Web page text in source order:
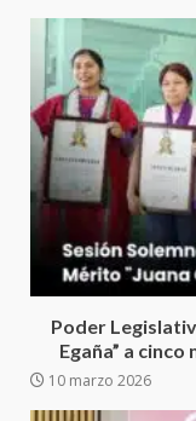
Poder
Egaña” a
10 marzo 2026
4
5
6